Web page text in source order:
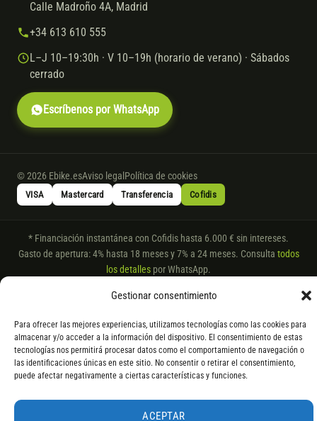
Gestionar consentimiento
Para ofrecer las mejores experiencias, utilizamos tecnologías como las cookies para
almacenar y/o acceder a la información del dispositivo. El consentimiento de estas
tecnologías nos permitirá procesar datos como el comportamiento de navegación o
las identificaciones únicas en este sitio. No consentir o retirar el consentimiento,
puede afectar negativamente a ciertas características y funciones.
ACEPTAR
Calle Madroño 4A, Madrid
+34 613 610 555
L–J 10–19:30h · V 10–19h (horario de verano) · Sábados
cerrado
Escríbenos por WhatsApp
© 2026 Ebike.esAviso legal Política de cookies
VISA Mastercard Transferencia Cofidis
* Financiación instantánea con Cofidis hasta 6.000 € sin intereses.
Gasto de apertura: 4% hasta 18 meses y 7% a 24 meses. Consulta todos
los detalles por WhatsApp.
* Los modelos con entrega inmediata se envían 24 h laborables tras el
servir el producto, se devuelve el importe sin coste. La información de
componentes es orientativa; los fabricantes pueden sustituir elementos
por otros equivalentes o superiores.